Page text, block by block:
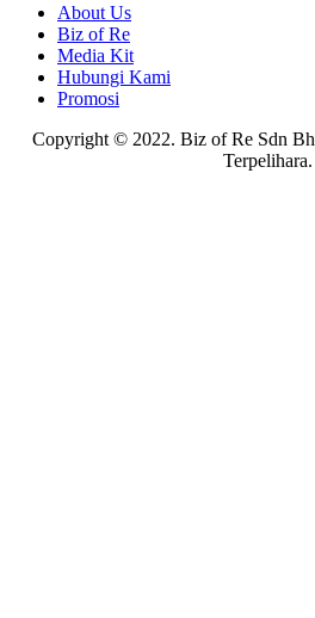
About Us
Biz of Re
Media Kit
Hubungi Kami
Promosi
Copyright © 2022. Biz of Re Sdn
Terpelihara.